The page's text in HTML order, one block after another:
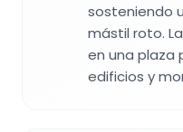
sosteniendo
mástil roto.
en una plaza
edificios y